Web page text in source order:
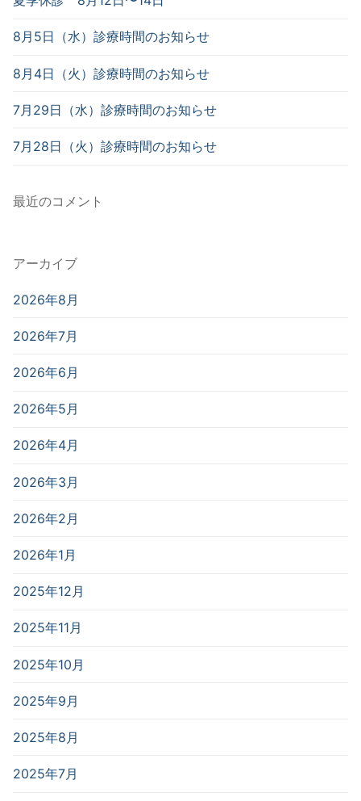
8月5日（水）診療時間のお知らせ
8月4日（火）診療時間のお知らせ
7月29日（水）診療時間のお知らせ
7月28日（火）診療時間のお知らせ
最近のコメント
アーカイブ
2026年8月
2026年7月
2026年6月
2026年5月
2026年4月
2026年3月
2026年2月
2026年1月
2025年12月
2025年11月
2025年10月
2025年9月
2025年8月
2025年7月